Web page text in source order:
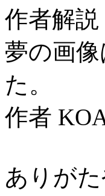
作者解
夢の画
た。
作者
ありが